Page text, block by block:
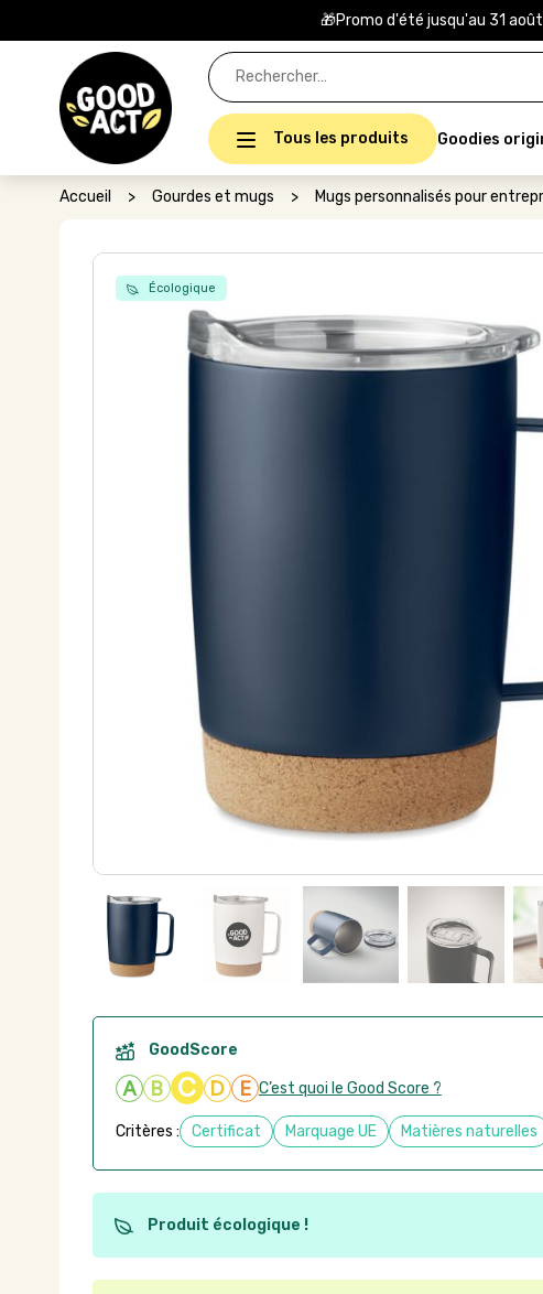
🎁Promo d'été jusqu'au 31
Rechercher :
Tous les produits Goodies
Accueil > Gourdes et mugs > Mugs personnalisés pour
Écologique
GoodScore
A B C D E C’est quoi le Good Score ?
Critères : Certificat Marquage UE Matières naturelles
Produit écologique !
Ce produit est éco-conçu, il a été fabriqué à partir de
recyclables. Ces produits peuvent plus facilement obtenir